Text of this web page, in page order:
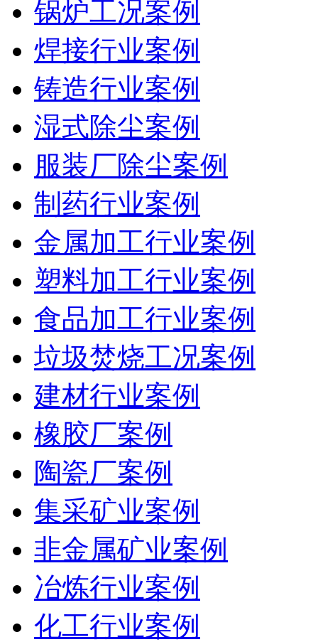
锅炉工况案例
焊接行业案例
铸造行业案例
湿式除尘案例
服装厂除尘案例
制药行业案例
金属加工行业案例
塑料加工行业案例
食品加工行业案例
垃圾焚烧工况案例
建材行业案例
橡胶厂案例
陶瓷厂案例
集采矿业案例
非金属矿业案例
冶炼行业案例
化工行业案例